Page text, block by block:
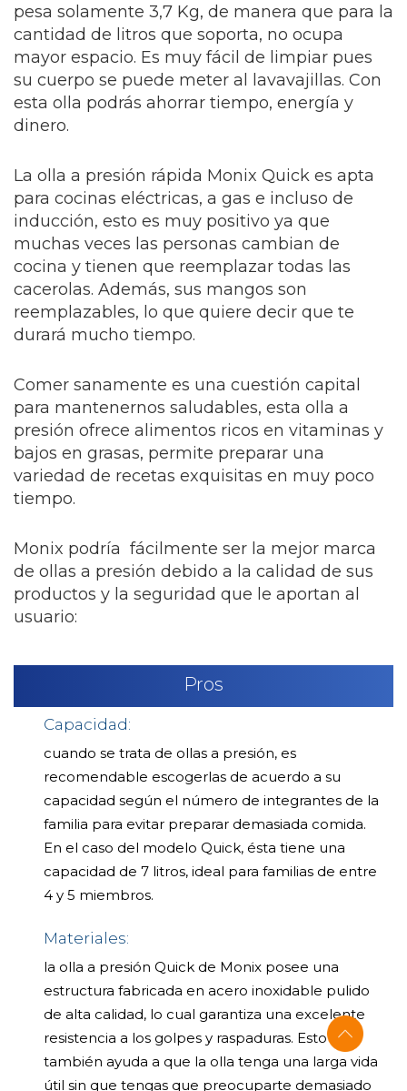
pesa solamente 3,7 Kg, de manera que para la
cantidad de litros que soporta, no ocupa
mayor espacio. Es muy fácil de limpiar pues
su cuerpo se puede meter al lavavajillas. Con
esta olla podrás ahorrar tiempo, energía y
dinero.
La olla a presión rápida Monix Quick es apta
para cocinas eléctricas, a gas e incluso de
inducción, esto es muy positivo ya que
muchas veces las personas cambian de
cocina y tienen que reemplazar todas las
cacerolas. Además, sus mangos son
reemplazables, lo que quiere decir que te
durará mucho tiempo.
Comer sanamente es una cuestión capital
para mantenernos saludables, esta olla a
presión ofrece alimentos ricos en vitaminas y
bajos en grasas, permite preparar una
variedad de recetas exquisitas en muy poco
tiempo.
Monix podría fácilmente ser la mejor marca
de ollas a presión debido a la calidad de sus
productos y la seguridad que le aportan al
usuario:
Pros
Capacidad:
cuando se trata de ollas a presión, es
recomendable escogerlas de acuerdo a su
capacidad según el número de integrantes de la
familia para evitar preparar demasiada comida.
En el caso del modelo Quick, ésta tiene una
capacidad de 7 litros, ideal para familias de entre
4 y 5 miembros.
Materiales:
la olla a presión Quick de Monix posee una
estructura fabricada en acero inoxidable pulido
de alta calidad, lo cual garantiza una excelente
resistencia a los golpes y raspaduras. Esto
también ayuda a que la olla tenga una larga vida
útil sin que tengas que preocuparte demasiado